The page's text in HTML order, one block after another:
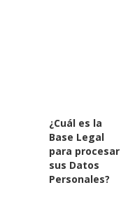
¿Cuál es la
Base Legal
para procesar
sus Datos
Personales?